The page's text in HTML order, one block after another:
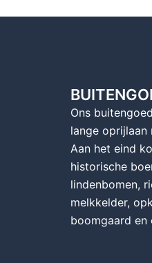
Ons
lange
Aan het eind
historische
lindenbomen,
melkkelder,
boomgaard en